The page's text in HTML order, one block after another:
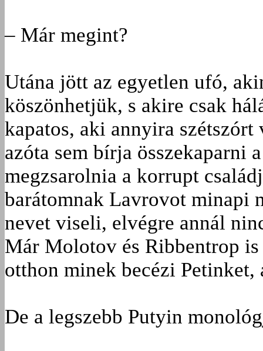
– Már megint?
Utána jött az egyetlen ufó,
köszönhetjük, s akire csak
kapatos, aki annyira
azóta sem bírja összekaparni
megzsarolnia a korrupt
barátomnak Lavrovot minapi
nevet viseli, elvégre annál
Már Molotov és Ribbentrop
otthon minek becézi
De a legszebb Putyin